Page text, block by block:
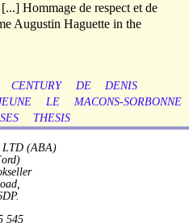
Hommage de respect et de
Augustin Haguette in the
CENTURY DE
DENIS
LE
MACONS-SORBONNE
THESIS
LTD (ABA)
545